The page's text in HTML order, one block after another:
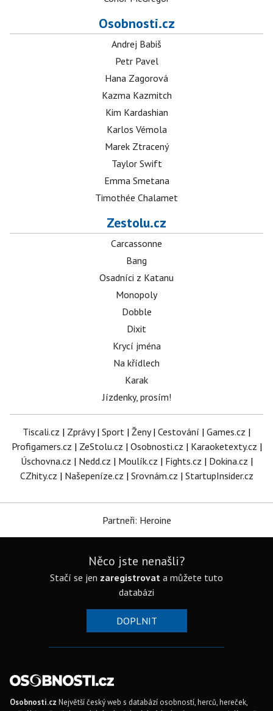
Osobnosti.cz
Andrej Babiš
Petr Pavel
Hana Zagorová
Kazma Kazmitch
Kim Kardashian
Karlos Vémola
Marek Ztracený
Taylor Swift
Emma Smetana
Timothée Chalamet
Zestolu.cz
Carcassonne
Bang
Osadníci z Katanu
Monopoly
Dobble
Dixit
Krycí jména
Na křídlech
Karak
Jízdenky, prosím!
Tiscali.cz | Zprávy| Sport | Ženy| Cestování | Games.cz |
Profigamers.cz | ZeStolu.cz | Osobnosti.cz | Karaoketexty.cz |
Úschovna.cz | Nedd.cz | Moulík.cz | Fights.cz | Dokina.cz |
CZhity.cz | Našepeníze.cz | Srovnám.cz | StartupInsider.cz
Partneři: Heroine
Něco jste nenašli?
Stačí se jen zaregistrovat a můžete tuto
databázi
DOPLNIT
Osobnosti.cz Největší český web s databází osobností, herců, hereček,